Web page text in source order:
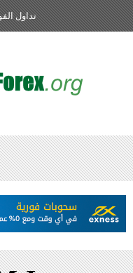
تداول